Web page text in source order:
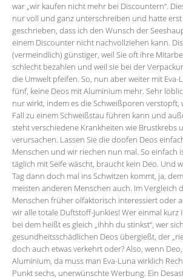
war „wir kaufen nicht mehr bei Discountern“.
nur voll und ganz unterschreiben und hatte
geschrieben, dass ich den Wunsch der
einem Discounter nicht nachvollziehen kann.
(vermeindlich) günstiger, weil Sie oft ihre
schlecht bezahlen und weil sie bei der
die Umwelt pfeifen. So, nun aber weiter mit Eva-
fünf, keine Deos mit Aluminium mehr. Sehr
nur wirkt, indem es die Schweißporen verstopft,
Fall zu einem Schweißstau führen kann und
steht verschiedene Krankheiten wie Brustkrebs
verursachen. Lassen Sie die doofen Deos
Menschen und wir riechen nun mal. So einfach
täglich mit Seife wäscht, braucht kein Deo. Und
Tag dann doch mal ins Schwitzen kommt, ja,
meisten anderen Menschen auch. Im Vergleich
Menschen früher olfaktorisch interessiert oder
wir alle totale Duftstoff-Junkies! Wer einmal kurz
bei dem heißt es gleich „ihhh du stinkst“, wer
gesundheitsschädlichen Deos übergießt, der
doch auch etwas verkehrt oder? Also, wenn
Aluminium, da muss man Eva-Luna wirklich
Punkt sechs, unerwünschte Werbung. Ein